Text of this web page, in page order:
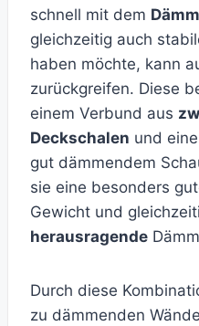
schnell mit dem
gleichzeitig auch
haben möchte, kann
zurückgreifen. Diese
einem Verbund aus
Deckschalen und
gut dämmendem
sie eine besonders
Gewicht und
herausragende
Durch diese
zu dämmenden